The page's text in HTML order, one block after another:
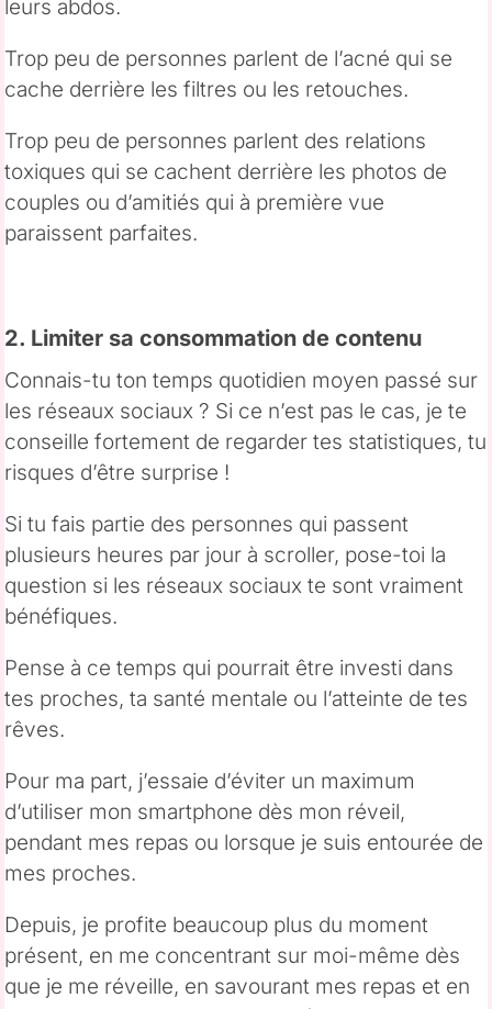
leurs abdos.
Trop peu de personnes parlent de l’acné qui se
cache derrière les filtres ou les retouches.
Trop peu de personnes parlent des relations
toxiques qui se cachent derrière les photos de
couples ou d’amitiés qui à première vue
paraissent parfaites.
2. Limiter sa consommation de contenu
Connais-tu ton temps quotidien moyen passé sur
les réseaux sociaux ? Si ce n’est pas le cas, je te
conseille fortement de regarder tes statistiques, tu
risques d’être surprise !
Si tu fais partie des personnes qui passent
plusieurs heures par jour à scroller, pose-toi la
question si les réseaux sociaux te sont vraiment
bénéfiques.
Pense à ce temps qui pourrait être investi dans
tes proches, ta santé mentale ou l’atteinte de tes
rêves.
Pour ma part, j’essaie d’éviter un maximum
d’utiliser mon smartphone dès mon réveil,
pendant mes repas ou lorsque je suis entourée de
mes proches.
Depuis, je profite beaucoup plus du moment
présent, en me concentrant sur moi-même dès
que je me réveille, en savourant mes repas et en